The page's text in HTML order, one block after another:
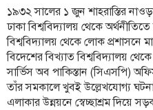
এক্সক্লুসিভ
সোস্যাল
মিডিয়া
গণমাধ্যম
১৯৩২ সালের ১ জুন শাহরাস্তির
ঢাকা বিশ্ববিদ্যালয় থেকে
বিশ্ববিদ্যালয় থেকে লোক প্রশাসনে
বিদেশের বিখ্যাত বিশ্ববিদ্যালয়
সার্ভিস অব পাকিস্তান (সিএসপি)
তাঁর সমকালে খুবই উল্লেখযোগ্য
এলাকার উন্নয়নে স্বেচ্ছাশ্রম দিয়ে